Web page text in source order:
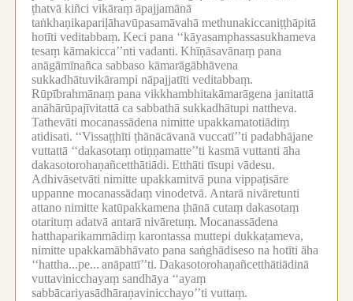
ṭhatvā kiñci vikāraṃ āpajjamānā
taṅkhaṇikapariḷāhavūpasamāvahā methunakiccaniṭṭhāpitā
hotīti veditabbaṃ. Keci pana ‘‘kāyasamphassasukhameva
tesaṃ kāmakicca’’nti vadanti. Khīṇāsavānaṃ pana
anāgāmīnañca sabbaso kāmarāgābhāvena
sukkadhātuvikārampi nāpajjatīti veditabbaṃ.
Rūpībrahmānaṃ pana vikkhambhitakāmarāgena janitattā
anāhārūpajīvitattā ca sabbathā sukkadhātupi nattheva.
Tathevāti mocanassādena nimitte upakkamatotiādiṃ
atidisati. ‘‘Vissaṭṭhīti ṭhānācāvanā vuccatī’’ti padabhājane
vuttattā ‘‘dakasotaṃ otiṇṇamatte’’ti kasmā vuttanti āha
dakasotorohaṇañcetthātiādi. Etthāti tīsupi vādesu.
Adhivāsetvāti nimitte upakkamitvā puna vippaṭisāre
uppanne mocanassādaṃ vinodetvā. Antarā nivāretunti
attano nimitte katūpakkamena ṭhānā cutaṃ dakasotaṃ
otarituṃ adatvā antarā nivāretuṃ. Mocanassādena
hatthaparikammādiṃ karontassa muttepi dukkaṭameva,
nimitte upakkamābhāvato pana saṅghādiseso na hotīti āha
‘‘hattha...pe... anāpattī’’ti. Dakasotorohaṇañcetthātiādinā
vuttavinicchayaṃ sandhāya ‘‘ayaṃ
sabbācariyasādhāraṇavinicchayo’’ti vuttaṃ.